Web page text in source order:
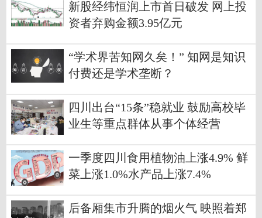
新股经纬恒润上市首日破发 网上投
资者弃购金额3.95亿元
“学术界苦知网久矣！” 知网是知识
付费还是学术垄断？
四川出台“15条”稳就业 鼓励高校毕
业生等重点群体从事个体经营
一季度四川食用植物油上涨4.9% 鲜
菜上涨1.0%水产品上涨7.4%
后备厢集市升腾的烟火气 映照着郑